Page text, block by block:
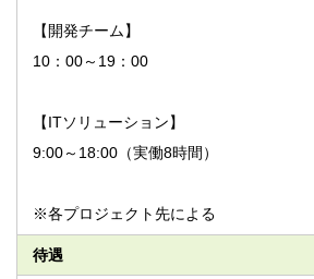
【開発チーム】
10：00～19：00
【ITソリューション】
9:00～18:00（実働8時間）
※各プロジェクト先による
待遇